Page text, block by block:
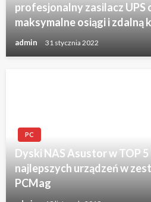
profesjonalny zasilacz UPS
maksymalne osiągi i zdalną
admin 31 stycznia 2022
PC
Dyski NAS Asustor w TOP 5
najlepszych urządzeń w
PCMag